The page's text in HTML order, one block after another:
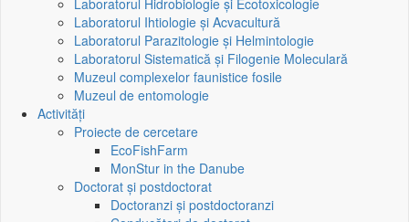
Laboratorul Hidrobiologie și Ecotoxicologie
Laboratorul Ihtiologie și Acvacultură
Laboratorul Parazitologie și Helmintologie
Laboratorul Sistematică și Filogenie Moleculară
Muzeul complexelor faunistice fosile
Muzeul de entomologie
Activități
Proiecte de cercetare
EcoFishFarm
MonStur in the Danube
Doctorat și postdoctorat
Doctoranzi și postdoctoranzi